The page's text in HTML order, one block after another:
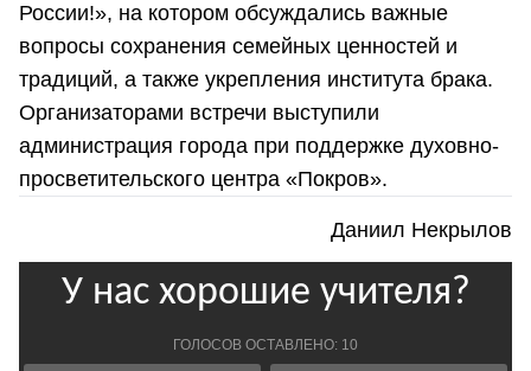
России!», на котором обсуждались важные
вопросы сохранения семейных ценностей и
традиций, а также укрепления института брака.
Организаторами встречи выступили
администрация города при поддержке духовно-
просветительского центра «Покров».
Даниил Некрылов